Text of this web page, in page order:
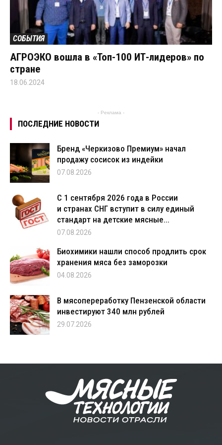
СОБЫТИЯ
АГРОЭКО вошла в «Топ-100 ИТ-лидеров» по
стране
18.06.2024
- Реклама -
ПОСЛЕДНИЕ НОВОСТИ
Бренд «Черкизово Премиум» начал
продажу сосисок из индейки
07.08.2026
С 1 сентября 2026 года в России
и странах СНГ вступит в силу единый
стандарт на детские мясные...
07.08.2026
Биохимики нашли способ продлить срок
хранения мяса без заморозки
04.08.2026
В мясопереработку Пензенской области
инвестируют 340 млн рублей
29.07.2026